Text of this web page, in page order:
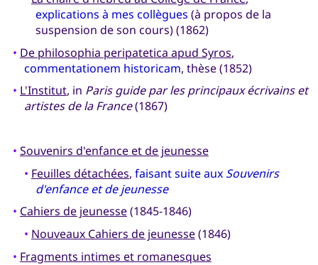
explications à mes collègues (à propos de la
suspension de son cours) (1862)
• De philosophia peripatetica apud Syros,
commentationem historicam, thèse (1852)
• L'Institut, in Paris guide par les principaux écrivains et
artistes de la France(1867)
• Souvenirs d'enfance et de jeunesse
• Feuilles détachées, faisant suite aux Souvenirs
d'enfance et de jeunesse
• Cahiers de jeunesse(1845-1846)
• Nouveaux Cahiers de jeunesse(1846)
• Fragments intimes et romanesques